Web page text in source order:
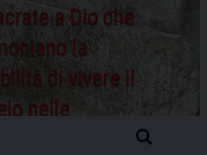
a Dio che
la
di vivere il
nelle
condizioni di